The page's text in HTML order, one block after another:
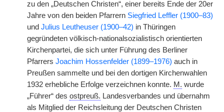
zu den „Deutschen Christen“, einer bereits Ende der 20er
Jahre von den beiden Pfarrern Siegfried Leffler (1900–83)
und Julius Leutheuser (1900–42) in Thüringen
gegründeten völkisch-nationalsozialistisch orientierten
Kirchenpartei, die sich unter Führung des Berliner
Pfarrers Joachim Hossenfelder (1899–1976) auch in
Preußen sammelte und bei den dortigen Kirchenwahlen
1932 erhebliche Erfolge verzeichnen konnte. M. wurde
„Führer“ des ostpreuß. Landesverbandes und übernahm
als Mitglied der Reichsleitung der Deutschen Christen